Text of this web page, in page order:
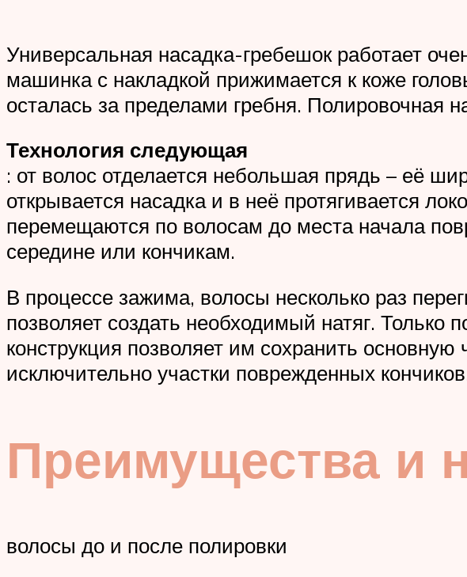
Универсальная насадка-гребешок работает
машинка с накладкой прижимается к коже
осталась за пределами гребня. Полировочная
Технология следующая
: от волос отделается небольшая прядь – её
открывается насадка и в неё протягивается
перемещаются по волосам до места начала
середине или кончикам.
В процессе зажима, волосы несколько раз
позволяет создать необходимый натяг. Только
конструкция позволяет им сохранить
исключительно участки поврежденных
Преимущества и
волосы до и после полировки